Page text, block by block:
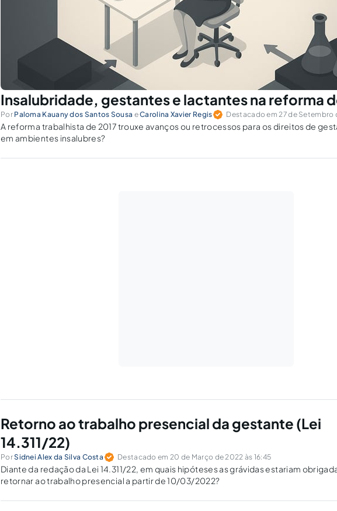
Insalubridade, gestantes e lactantes na reforma
Por Paloma Kauany dos Santos Sousa eCarolina Xavier Regis Destacado em 27 de Setembro
A reforma trabalhista de 2017 trouxe avanços ou retrocessos para os direitos de
em ambientes insalubres?
Retorno ao trabalho presencial da gestante (Lei
14.311/22)
PorSidnei Alex da Silva Costa Destacado em 20 de Março de 2022 às 16:45
Diante da redação da Lei 14.311/22, em quais hipóteses as grávidas estariam
retornar ao trabalho presencial a partir de 10/03/2022?